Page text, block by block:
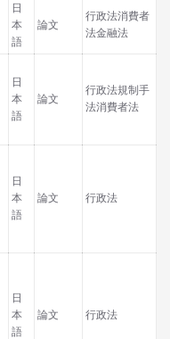
日
本
語
論文
行政法消費者
法金融法
日
本
語
論文
行政法規制手
法消費者法
日
本
語
論文 行政法
日
本
語
論文 行政法